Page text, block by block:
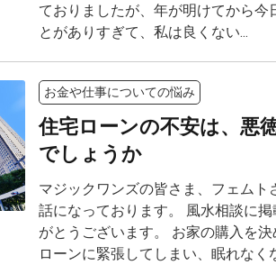
ておりましたが、年が明けてから今
とがありすぎて、私は良くない...
お金や仕事についての悩み
住宅ローンの不安は、悪
でしょうか
マジックワンズの皆さま、フェムト
話になっております。 風水相談に
がとうございます。 お家の購入を
ローンに緊張してしまい、眠れなく